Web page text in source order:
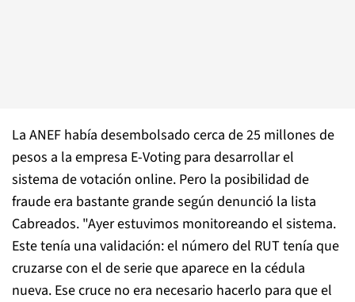
La ANEF había desembolsado cerca de 25 millones de
pesos a la empresa E-Voting para desarrollar el
sistema de votación online. Pero la posibilidad de
fraude era bastante grande según denunció la lista
Cabreados. "Ayer estuvimos monitoreando el sistema.
Este tenía una validación: el número del RUT tenía que
cruzarse con el de serie que aparece en la cédula
nueva. Ese cruce no era necesario hacerlo para que el